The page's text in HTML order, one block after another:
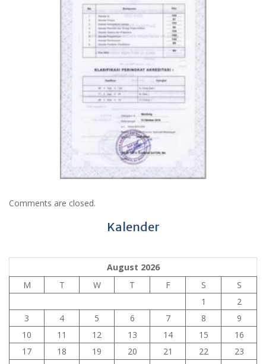
Comments are closed.
Kalender
August 2026
M
T W T F S
S
1
2
3
4 5 6 7 8
9
10
11 12 13 14 15
16
17
18 19 20 21 22
23